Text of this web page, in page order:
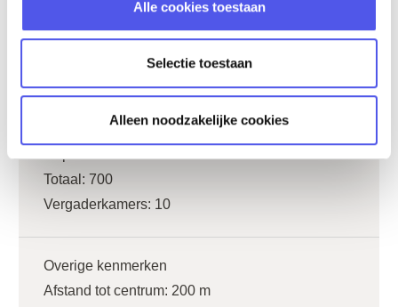
Alle cookies toestaan
Selectie toestaan
Alleen noodzakelijke cookies
Kleine Haag 2
www.marienhof.nl
Totaal: 700
Vergaderkamers: 10
Overige kenmerken
Afstand tot centrum: 200 m